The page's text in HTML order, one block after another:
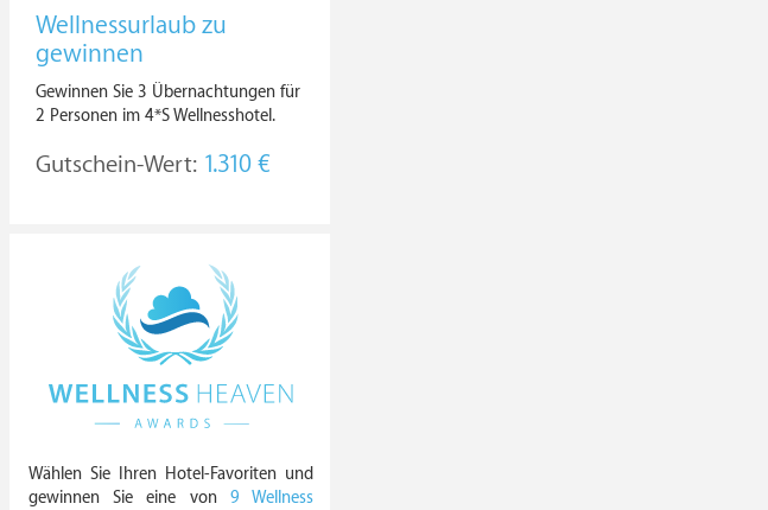
Wellnessurlaub zu
gewinnen
Gewinnen Sie 3 Übernachtungen für
2 Personen im 4*S Wellnesshotel.
Gutschein-Wert: 1.310 €
Wählen Sie Ihren Hotel-Favoriten und
gewinnen Sie eine von 9 Wellness